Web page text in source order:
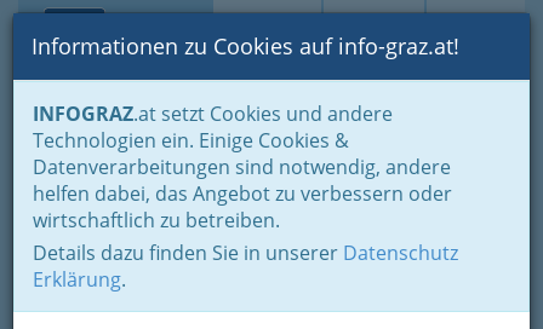
Suche Login Toggle
Informationen zu Cookies auf info-graz.at!
INFOGRAZ.at setzt Cookies und andere
Technologien ein. Einige Cookies &
Datenverarbeitungen sind notwendig, andere
helfen dabei, das Angebot zu verbessern oder
wirtschaftlich zu betreiben.
Details dazu finden Sie in unserer Datenschutz
Erklärung.
Home Branchen
Gewerbe, Handwerk, Banken
Gewerbe & Handwerk, Gliederung der WKO
Landesinnung der Fußpfleger, Kosmetiker und Masseure
Alternativ-Friseur Salon
Bauer
Pestalozzistraße 62, 8010 Graz